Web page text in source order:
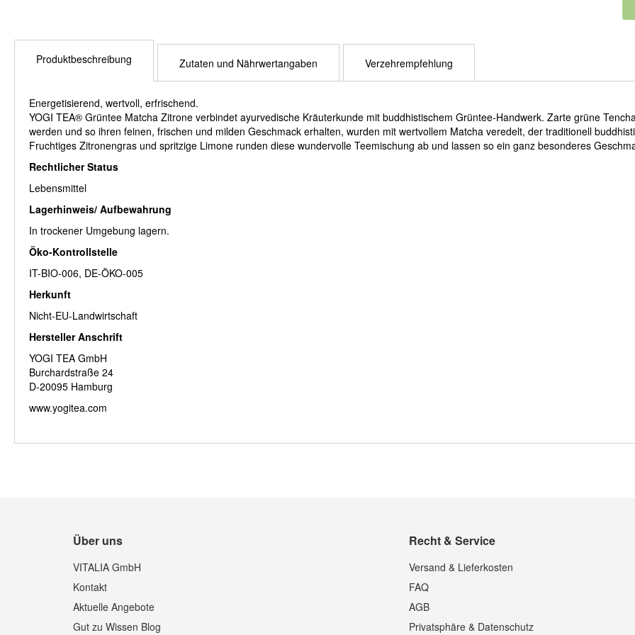
Produktbeschreibung
Energetisierend, wertvoll, erfrischend.
YOGI TEA® Grüntee Matcha Zitrone verbindet ayurvedische Kräuterkunde mit buddhistischem Grüntee-Handwerk. Zarte grüne
werden und so ihren feinen, frischen und milden Geschmack erhalten, wurden mit wertvollem Matcha veredelt, der traditionell
Fruchtiges Zitronengras und spritzige Limone runden diese wundervolle Teemischung ab und lassen so ein ganz besonderes
Rechtlicher Status
Lebensmittel
Lagerhinweis/ Aufbewahrung
In trockener Umgebung lagern.
Öko-Kontrollstelle
IT-BIO-006, DE-ÖKO-005
Herkunft
Nicht-EU-Landwirtschaft
Hersteller Anschrift
YOGI TEA GmbH
Burchardstraße 24
D-20095 Hamburg
www.yogitea.com
Zutaten und Nährwertangaben Verzehrempfehlung
Über uns
VITALIA GmbH
Kontakt
Aktuelle Angebote
Gut zu Wissen Blog
Recht & Service
Versand & Lieferkosten
FAQ
AGB
Privatsphäre & Datenschutz